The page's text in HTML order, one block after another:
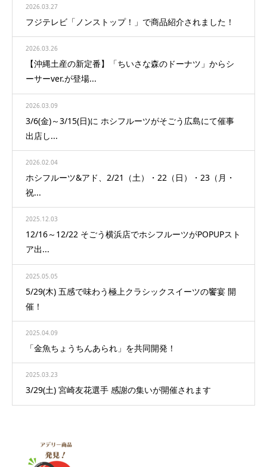
2026.03.27
フジテレビ「ノンストップ！」で商品紹介されました！
2026.03.26
【沖縄土産の新定番】「ちいさな森のドーナツ」からシ
ーサーver.が登場...
2026.03.09
3/6(金)～3/15(日)に ホシフルーツがそごう広島にて催事
出店し...
2026.02.04
ホシフルーツ&アド、2/21（土）・22（日）・23（月・
祝...
2025.12.03
12/16～12/22 そごう横浜店でホシフルーツがPOPUPスト
ア出...
2025.05.05
5/29(木) 五感で味わう極上クラシックスイーツの饗宴 開
催！
2025.04.09
「金魚ちょうちんあられ」を共同開発！
2025.03.23
3/29(土) 宮崎友花選手 感謝の集いが開催されます